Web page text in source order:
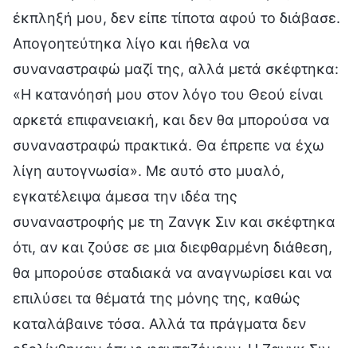
έκπληξή μου, δεν είπε τίποτα αφού το διάβασε.
Απογοητεύτηκα λίγο και ήθελα να
συναναστραφώ μαζί της, αλλά μετά σκέφτηκα:
«Η κατανόησή μου στον λόγο του Θεού είναι
αρκετά επιφανειακή, και δεν θα μπορούσα να
συναναστραφώ πρακτικά. Θα έπρεπε να έχω
λίγη αυτογνωσία». Με αυτό στο μυαλό,
εγκατέλειψα άμεσα την ιδέα της
συναναστροφής με τη Ζανγκ Σιν και σκέφτηκα
ότι, αν και ζούσε σε μια διεφθαρμένη διάθεση,
θα μπορούσε σταδιακά να αναγνωρίσει και να
επιλύσει τα θέματά της μόνης της, καθώς
καταλάβαινε τόσα. Αλλά τα πράγματα δεν